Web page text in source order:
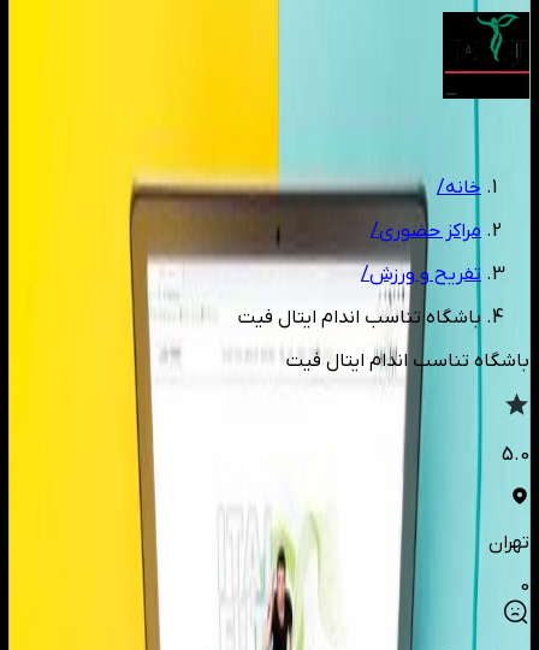
1/3
خانه/
مراکز حضوری/
تفریح و ورزش/
باشگاه تناسب اندام ایتال فیت
باشگاه تناسب اندام ایتال فیت
5.0
تهران
0